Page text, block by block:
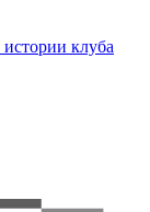
клуба